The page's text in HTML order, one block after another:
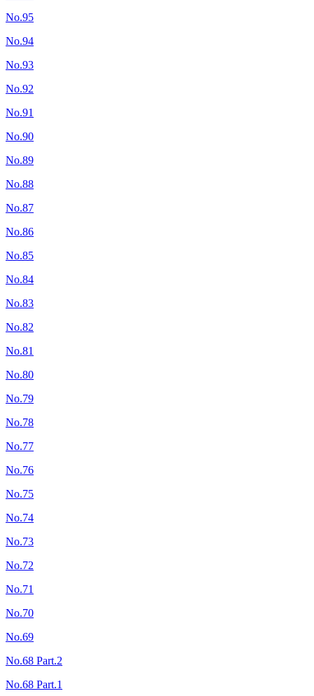
No.95
No.94
No.93
No.92
No.91
No.90
No.89
No.88
No.87
No.86
No.85
No.84
No.83
No.82
No.81
No.80
No.79
No.78
No.77
No.76
No.75
No.74
No.73
No.72
No.71
No.70
No.69
No.68 Part.2
No.68 Part.1